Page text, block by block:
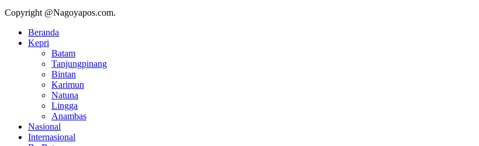
Copyright @Nagoyapos.com.
Beranda
Kepri
Batam
Tanjungpinang
Bintan
Karimun
Natuna
Lingga
Anambas
Nasional
Internasional